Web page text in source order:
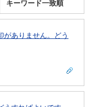
がありません。どう